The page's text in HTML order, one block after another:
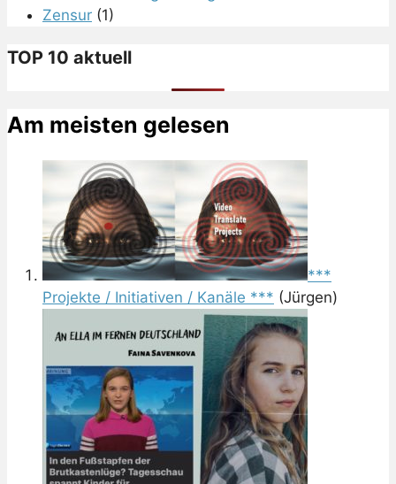
Zensur (1)
TOP 10 aktuell
Am meisten gelesen
***
Projekte / Initiativen / Kanäle *** (Jürgen)